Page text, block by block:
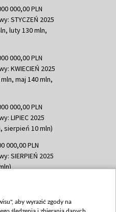
000,00 PLN
STYCZEŃ 2025
luty 130 mln,
000,00 PLN
KWIECIEŃ 2025
maj 140 mln,
000,00 PLN
LIPIEC 2025
sierpień 10 mln)
000,00 PLN
SIERPIEŃ 2025
051,21 PLN
październik 350
aby wyrazić zgody na